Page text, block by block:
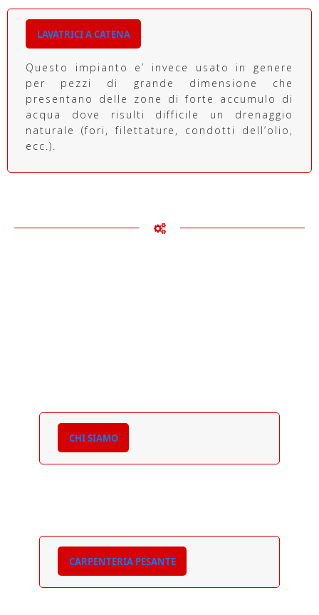
LAVATRICI A CATENA
Questo impianto e’ invece usato in genere
per pezzi di grande dimensione che
presentano delle zone di forte accumulo di
acqua dove risulti difficile un drenaggio
naturale (fori, filettature, condotti dell’olio,
ecc.).
CHI SIAMO
CARPENTERIA PESANTE